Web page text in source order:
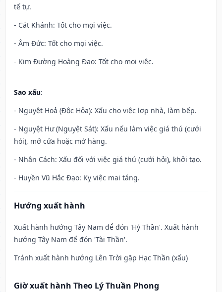
tế tự.
- Cát Khánh: Tốt cho mọi việc.
- Âm Đức: Tốt cho mọi việc.
- Kim Đường Hoàng Đạo: Tốt cho mọi việc.
Sao xấu:
- Nguyệt Hoả (Độc Hỏa): Xấu cho việc lợp nhà, làm bếp.
- Nguyệt Hư (Nguyệt Sát): Xấu nếu làm việc giá thú (cưới
hỏi), mở cửa hoặc mở hàng.
- Nhân Cách: Xấu đối với việc giá thú (cưới hỏi), khởi tạo.
- Huyền Vũ Hắc Đạo: Kỵ việc mai táng.
Hướng xuất hành
Xuất hành hướng Tây Nam để đón 'Hỷ Thần'. Xuất hành
hướng Tây Nam để đón 'Tài Thần'.
Tránh xuất hành hướng Lên Trời gặp Hạc Thần (xấu)
Giờ xuất hành Theo Lý Thuần Phong